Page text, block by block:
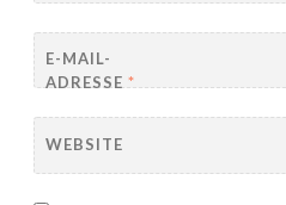
E-MAIL-
ADRESSE *
WEBSITE